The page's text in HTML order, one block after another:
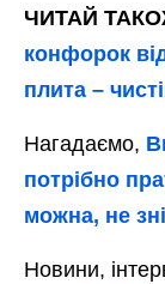
ЧИТАЙ
конфорок
плита –
Нагадаємо,
потрібно
можна, не
Новини,